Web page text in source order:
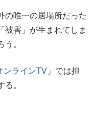
唯一の居場所だった
被害」が生まれてしま
。
ンラインTV 」では担
。